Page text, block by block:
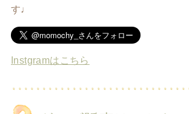
す♩
Instgramはこちら